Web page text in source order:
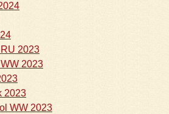
2023
2023
2023
WW 2023